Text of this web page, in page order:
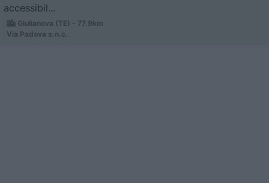
accessibil...
Giulianova (TE) - 77.9km
Via Padova s.n.c.